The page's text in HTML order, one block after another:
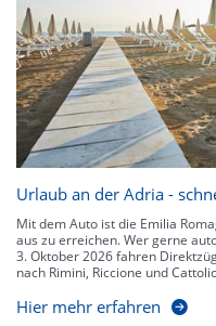
Urlaub an der Adria -
Mit dem Auto ist die Emilia
aus zu erreichen. Wer gerne
3. Oktober 2026 fahren
nach Rimini, Riccione und
Hier mehr erfahren